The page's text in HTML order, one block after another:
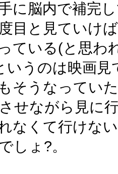
に脳内で補完
目と見ていけ
ている(と思わ
いうのは映画
そうなってい
せながら見に
なくて行けな
しょ?。